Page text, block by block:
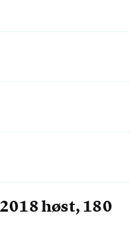
høst, 180